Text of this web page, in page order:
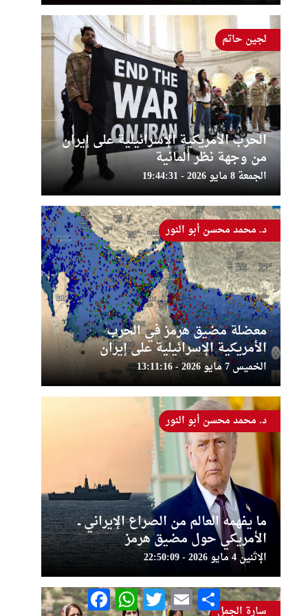
الحرب الأمريكية الإسرائيلية على إيران
من وجهة نظر ألمانية
الجمعة 8 مايو 2026 - 19:44:31
لجين حاتم
معضلة مضيق هرمز في الحرب
الأمريكية الإسرائيلية على إيران
الخميس 7 مايو 2026 - 13:11:16
د. محمد محسن أبو النور
ما يفهمه العالم من الصراع الإيراني ــ
الأمريكي حول مضيق هرمز
الإثنين 4 مايو 2026 - 22:50:09
د. محمد محسن أبو النور
سارة الجمل
FacebookWhatsAppTwitter Email Share